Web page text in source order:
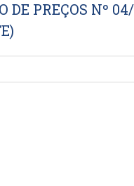
DE PREÇOS Nº